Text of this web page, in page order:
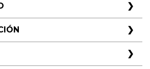
debate
de sus misterios.
pares en la escuela, o
conducta nueva, pero que sí